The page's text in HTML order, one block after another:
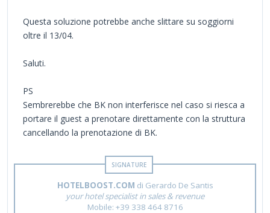
Questa soluzione potrebbe anche slittare su soggiorni
oltre il 13/04.
Saluti.
PS
Sembrerebbe che BK non interferisce nel caso si riesca a
portare il guest a prenotare direttamente con la struttura
cancellando la prenotazione di BK.
HOTELBOOST.COM di Gerardo De Santis
your hotel specialist in sales & revenue
Mobile: +39 338 464 8716